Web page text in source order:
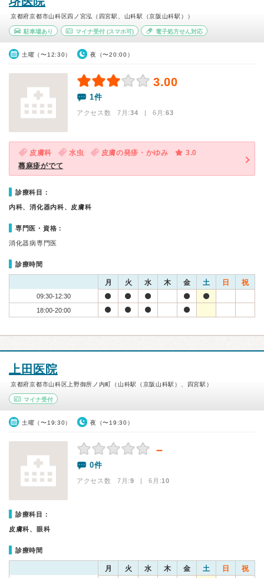
京都府京都市山科区四ノ宮泓（四宮駅、山科駅（京阪山科駅））
駐車場あり マイナ受付(スマホ可) 電子処方せん対応
土曜（〜12:30） 夜（〜20:00）
3.00
1件
アクセス数 7月:34 | 6月:63
皮膚科 水虫 皮膚の発疹・かゆみ
3.0
蕁麻疹がでて
診療科目：
内科、消化器内科、皮膚科
専門医・資格：
消化器病専門医
診療時間
月 火 水 木 金 土 日 祝
09:30-12:30
18:00-20:00
上田医院
京都府京都市山科区上野御所ノ内町（山科駅（京阪山科駅）、四宮駅）
マイナ受付
土曜（〜19:30） 夜（〜19:30）
－
0件
アクセス数 7月:9 | 6月:10
診療科目：
皮膚科、眼科
診療時間
月 火 水 木 金 土 日 祝